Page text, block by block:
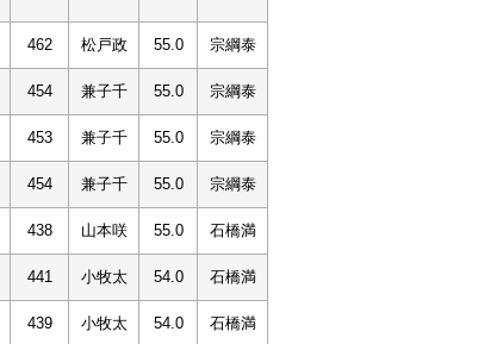
462 松戸政 55.0 宗綱泰
454 兼子千 55.0 宗綱泰
453 兼子千 55.0 宗綱泰
454 兼子千 55.0 宗綱泰
438 山本咲 55.0 石橋満
441 小牧太 54.0 石橋満
439 小牧太 54.0 石橋満